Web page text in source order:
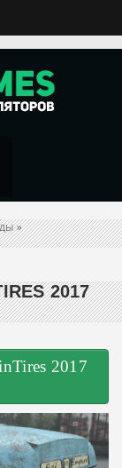
»
2017
2017